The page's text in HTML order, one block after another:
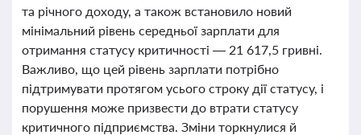
та річного доходу, а також встановило новий
мінімальний рівень середньої зарплати для
отримання статусу критичності — 21 617,5 гривні.
Важливо, що цей рівень зарплати потрібно
підтримувати протягом усього строку дії статусу, і
порушення може призвести до втрати статусу
критичного підприємства. Зміни торкнулися й